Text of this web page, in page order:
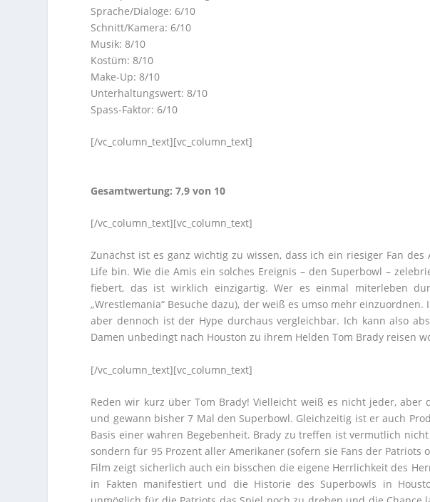
Sprache/Dialoge: 6/10
Schnitt/Kamera: 6/10
Musik: 8/10
Kostüm: 8/10
Make-Up: 8/10
Unterhaltungswert: 8/10
Spass-Faktor: 6/10
[/vc_column_text][vc_column_text]
Gesamtwertung: 7,9 von 10
[/vc_column_text][vc_column_text]
Zunächst ist es ganz wichtig zu wissen, dass ich ein riesiger Fan
Life bin. Wie die Amis ein solches Ereignis – den Superbowl –
fiebert, das ist wirklich einzigartig. Wer es einmal miterleben
„Wrestlemania“ Besuche dazu), der weiß es umso mehr
aber dennoch ist der Hype durchaus vergleichbar. Ich kann also
Damen unbedingt nach Houston zu ihrem Helden Tom Brady reisen
[/vc_column_text][vc_column_text]
Reden wir kurz über Tom Brady! Vielleicht weiß es nicht jeder, aber
und gewann bisher 7 Mal den Superbowl. Gleichzeitig ist er auch
Basis einer wahren Begebenheit. Brady zu treffen ist vermutlich
sondern für 95 Prozent aller Amerikaner (sofern sie Fans der Patriots
Film zeigt sicherlich auch ein bisschen die eigene Herrlichkeit des
in Fakten manifestiert und die Historie des Superbowls in